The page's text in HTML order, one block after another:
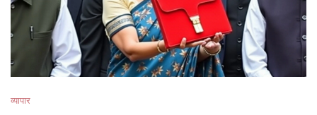
व्यापार